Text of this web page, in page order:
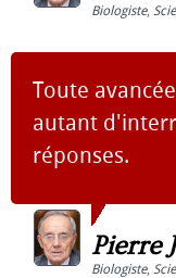
Biologiste,
Toute
autant
réponses.
Pierre
Biologiste,